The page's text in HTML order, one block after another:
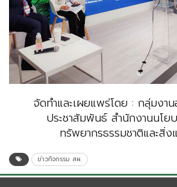
จัดทำและเผยแพร่โดย : กลุ่มงาน
ประชาสัมพันธ์ สำนักงานนโย
ทรัพยากรธรรมชาติและสิ่
ข่าวกิจกรรม สผ.